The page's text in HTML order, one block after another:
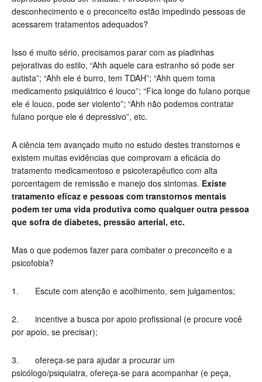
desconhecimento e o preconceito estão impedindo pessoas de
acessarem tratamentos adequados?
Isso é muito sério, precisamos parar com as piadinhas
pejorativas do estilo, “Ahh aquele cara estranho só pode ser
autista”; “Ahh ele é burro, tem TDAH”; “Ahh quem toma
medicamento psiquiátrico é louco”; “Fica longe do fulano porque
ele é louco, pode ser violento”; “Ahh não podemos contratar
fulano porque ele é depressivo”, etc.
A ciência tem avançado muito no estudo destes transtornos e
existem muitas evidências que comprovam a eficácia do
tratamento medicamentoso e psicoterapêutico com alta
porcentagem de remissão e manejo dos sintomas. Existe
tratamento eficaz e pessoas com transtornos mentais
podem ter uma vida produtiva como qualquer outra pessoa
que sofra de diabetes, pressão arterial, etc.
Mas o que podemos fazer para combater o preconceito e a
psicofobia?
1. Escute com atenção e acolhimento, sem julgamentos;
2. incentive a busca por apoio profissional (e procure você
por apoio, se precisar);
3. ofereça-se para ajudar a procurar um
psicólogo/psiquiatra, ofereça-se para acompanhar (e peça,